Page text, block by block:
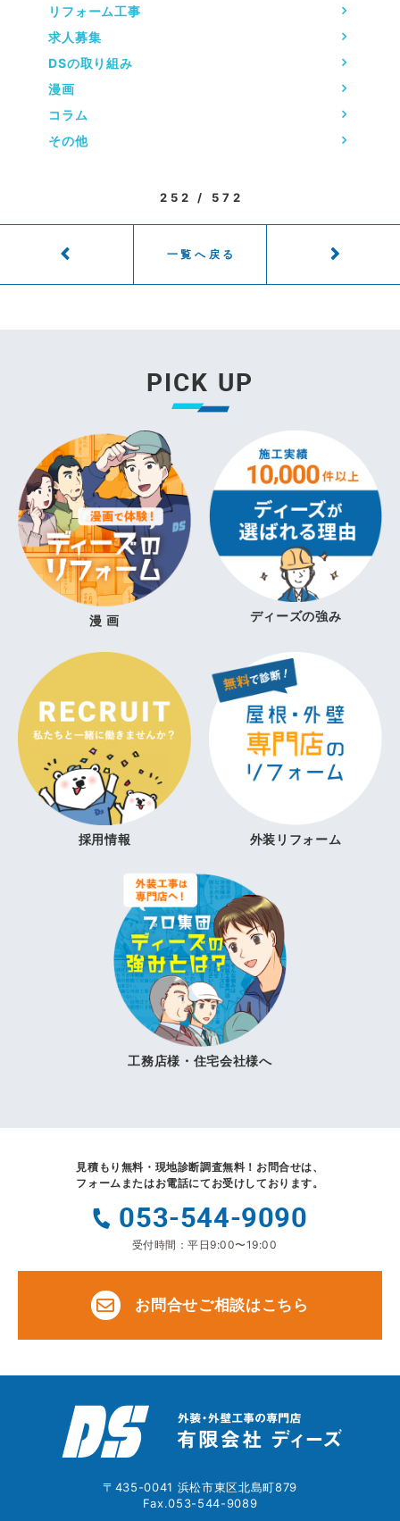
リフォーム工事
求人募集
DSの取り組み
漫画
コラム
その他
252 / 572
一覧へ戻る
PICK UP
漫 画 ディーズの強み
採用情報 外装リフォーム
工務店様・住宅会社様へ
見積もり無料・現地診断調査無料！ お問合せは、
フォームまたはお電話にてお受けしております。
053-544-9090
受付時間：平日9:00〜19:00
お問合せご相談はこちら
〒435-0041 浜松市東区北島町879
Fax.053-544-9089